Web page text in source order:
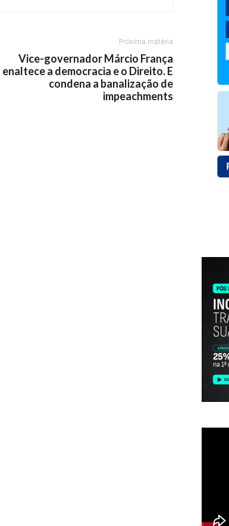
Próxima matéria
Vice-governador Márcio França
enaltece a democracia e o Direito. E
condena a banalização de
impeachments